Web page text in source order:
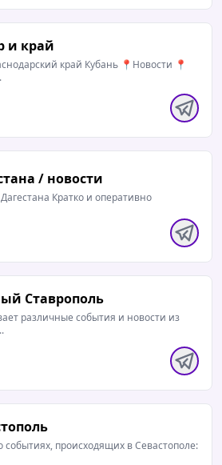
и край
край Кубань 📍Новости 📍
/ новости
Кратко и оперативно
Ставрополь️
различные события и новости из
происходящих в Севастополе: